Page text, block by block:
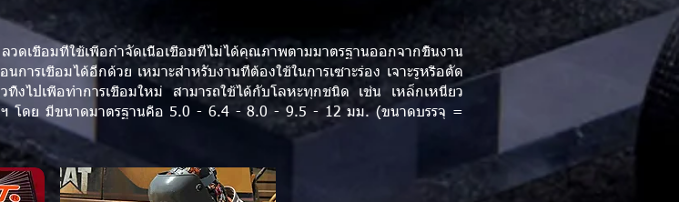
เชื่อมที่ใช้เพื่อกำจัดเนื้อเชื่อมที่ไม่ได้คุณภาพตามมาตรฐานออกจากชิ้นงาน
ารเชื่อมได้อีกด้วย เหมาะสำหรับงานที่ต้องใช้ในการเซาะร่อง เจาะรูหรือตัด
ทิ้งไปเพื่อทำการเชื่อมใหม่ สามารถใช้ได้กับโลหะทุกชนิด เช่น เหล็กเหนียว
โดย มีขนาดมาตรฐานคือ 5.0 - 6.4 - 8.0 - 9.5 - 12 มม. (ขนาดบรรจุ =